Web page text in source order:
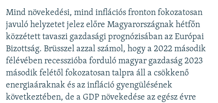
Mind növekedési, mind inflációs fronton fokozatosan
javuló helyzetet jelez előre Magyarországnak hétfőn
közzétett tavaszi gazdasági prognózisában az Európai
Bizottság. Brüsszel azzal számol, hogy a 2022 második
félévében recesszióba forduló magyar gazdaság 2023
második felétől fokozatosan talpra áll a csökkenő
energiaáraknak és az infláció gyengülésének
következtében, de a GDP növekedése az egész évre